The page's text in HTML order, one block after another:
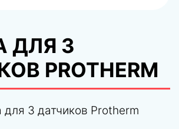
ДЛЯ 3
PROTHERM